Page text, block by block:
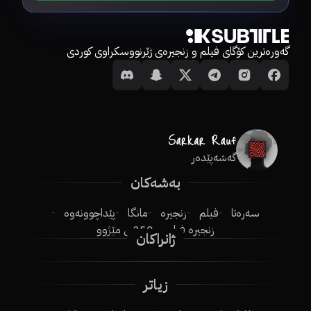
گەورەترین کۆگای فیلم و زنجیرەی ژێرنووسکراوی کوردی
گەشەپێدەر
بەشەکان
سەرەتا فیلم زنجیرە مانگا
پێداچوونەوە
زنجیرە فیلم
250ـی مێژوو
ژانراکان
زیاتر